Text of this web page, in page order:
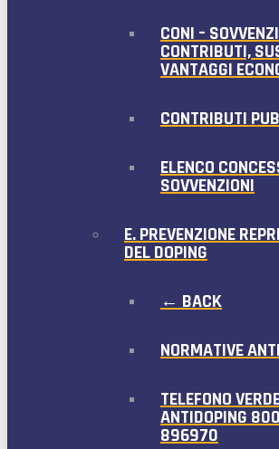
CONI –
CONTRIBUTI,
VANTAGGI
CONTRIBUTI
ELENCO
SOVVENZIONI
E. PREVENZIONE
DEL DOPING
← BACK
NORMATIVE
TELEFONO
ANTIDOPING 800
896970